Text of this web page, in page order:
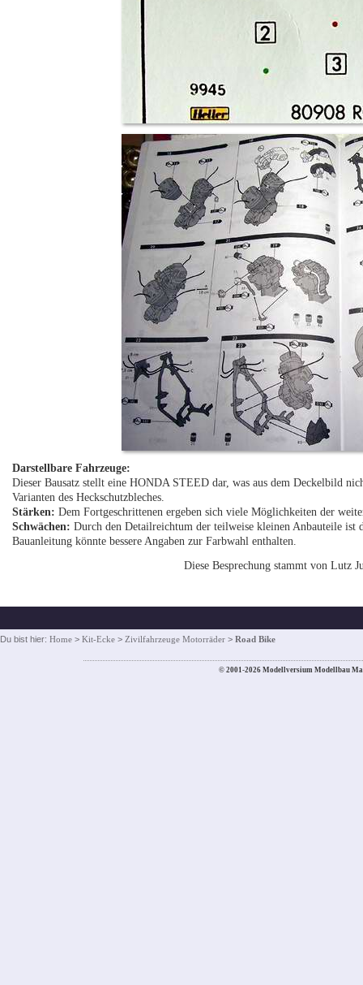
Darstellbare Fahrzeuge:
Dieser Bausatz stellt eine HONDA STEED dar, was aus dem Deckelbild
Varianten des Heckschutzbleches.
Stärken:Dem Fortgeschrittenen ergeben sich viele Möglichkeiten der
Schwächen:Durch den Detailreichtum der teilweise kleinen Anbauteile ist
Bauanleitung könnte bessere Angaben zur Farbwahl enthalten.
Diese Besprechung stammt von Lutz
Du bist hier: Home > Kit-Ecke > Zivilfahrzeuge Motorräder > Road Bike
© 2001-2026 Modellversium Modellbau